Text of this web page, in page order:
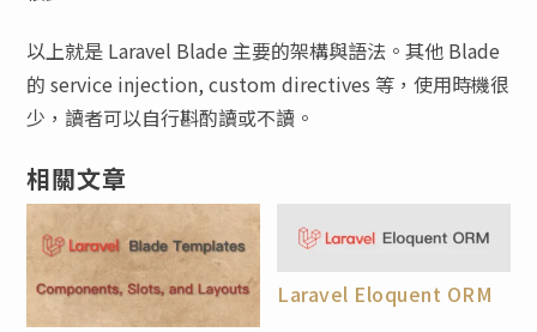
以上就是 Laravel Blade 主要的架構與語法。其他 Blade
的 service injection, custom directives 等，使用時機很
少，讀者可以自行斟酌讀或不讀。
相關文章
Laravel Eloquent ORM